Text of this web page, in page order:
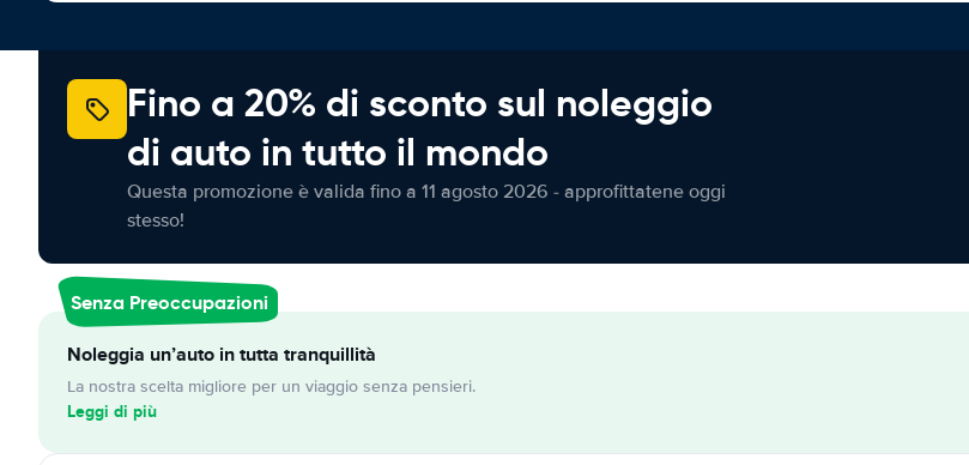
Fino a 20% di sconto sul noleggio
di auto in tutto il mondo
Questa promozione è valida fino a 11 agosto 2026 - approfittatene oggi
stesso!
Senza Preoccupazioni
Noleggia un’auto in tutta tranquillità
La nostra scelta migliore per un viaggio senza pensieri.
Leggi di più